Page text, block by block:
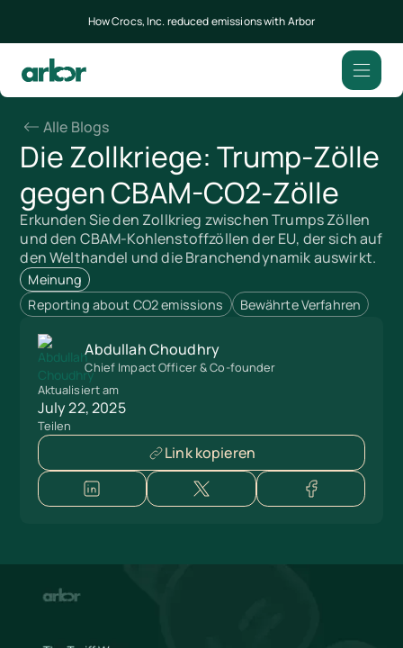
How Crocs, Inc. reduced emissions with Arbor
Alle Blogs
Die Zollkriege: Trump-Zölle
gegen CBAM-CO2-Zölle
Erkunden Sie den Zollkrieg zwischen Trumps Zöllen
und den CBAM-Kohlenstoffzöllen der EU, der sich auf
den Welthandel und die Branchendynamik auswirkt.
Meinung
Reporting about CO2 emissions
Bewährte Verfahren
Abdullah Choudhry
Chief Impact Officer & Co-founder
Aktualisiert am
July 22, 2025
Teilen
Link kopieren